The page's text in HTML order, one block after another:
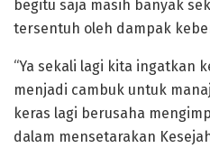
begitu saja masih banyak
tersentuh oleh dampak
“Ya sekali lagi kita ingatkan
menjadi cambuk untuk
keras lagi berusaha
dalam mensetarakan